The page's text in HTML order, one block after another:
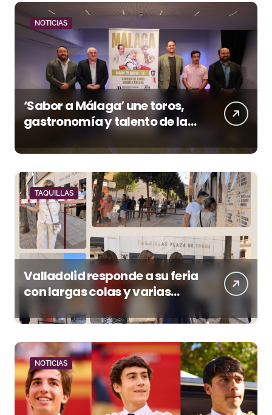
NOTICIAS
‘Sabor a Málaga’ une toros,
gastronomía y talento de la
tierra en La Malagueta
TAQUILLAS
Valladolid responde a su feria
con largas colas y varias
NOTICIAS